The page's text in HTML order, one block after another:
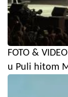
FOTO &
u Puli hitom